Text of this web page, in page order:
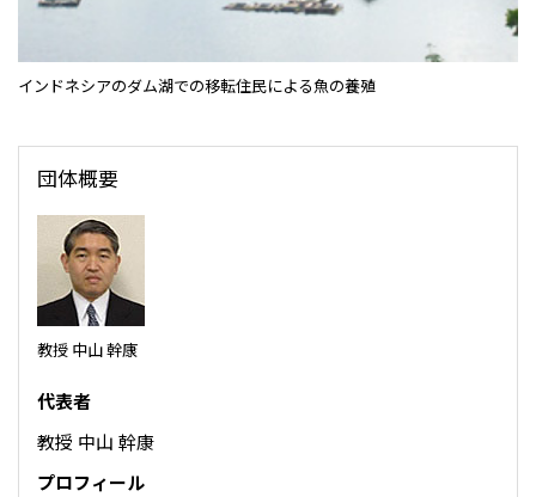
アジア
タイ国三井物産株式会社
韓国三井物産株式会社
三井物産（中国）有限公司
三井物産（上海）貿易有限公司
三井物産（広東）貿易有限公司
三井物産（香港）有限公司
台湾三井物産股份有限公司
インドネシアのダム湖での移転住民による魚の養殖
団体概要
教授 中山 幹康
代表者
教授 中山 幹康
プロフィール